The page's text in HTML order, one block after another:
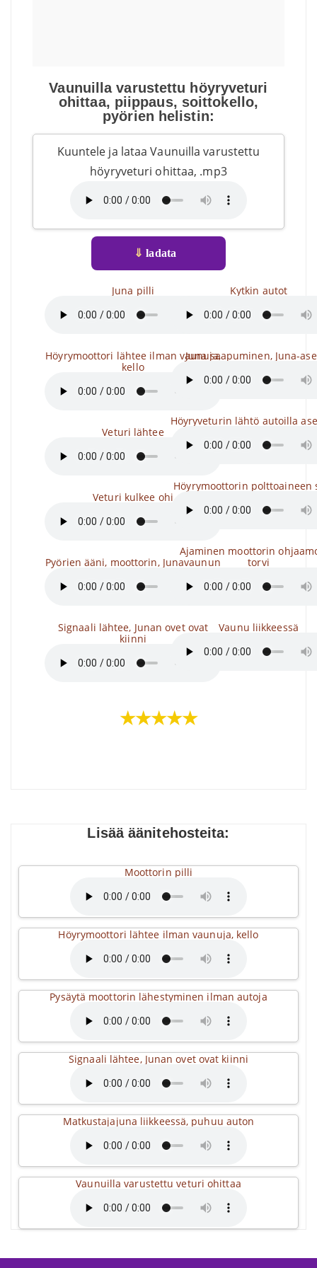
Vaunuilla varustettu höyryveturi
ohittaa, piippaus, soittokello,
pyörien helistin:
Kuuntele ja lataa Vaunuilla varustettu
höyryveturi ohittaa, .mp3
⇓ ladata
Juna pilli
Höyrymoottori lähtee ilman vaunuja,
kello
Veturi lähtee
Veturi kulkee ohi
Pyörien ääni, moottorin, Junavaunun
Signaali lähtee, Junan ovet ovat
kiinni
Kytkin autot
Juna saapuminen, Juna-
Höyryveturin lähtö autoilla
Höyrymoottorin polttoaineen
Ajaminen moottorin
torvi
Vaunu liikkeessä
★★★★★
Lisää äänitehosteita:
Moottorin pilli
Höyrymoottori lähtee ilman vaunuja, kello
Pysäytä moottorin lähestyminen ilman autoja
Signaali lähtee, Junan ovet ovat kiinni
Matkustajajuna liikkeessä, puhuu auton
Vaunuilla varustettu veturi ohittaa